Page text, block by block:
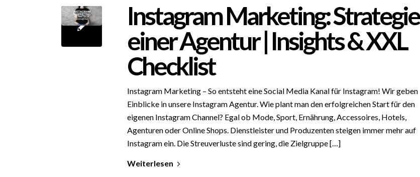
Instagram Marketing: Strategie
einer Agentur | Insights & XXL
Checklist
Instagram Marketing – So entsteht eine Social Media Kanal für Instagram! Wir geben
Einblicke in unsere Instagram Agentur. Wie plant man den erfolgreichen Start für den
eigenen Instagram Channel? Egal ob Mode, Sport, Ernährung, Accessoires, Hotels,
Agenturen oder Online Shops. Dienstleister und Produzenten steigen immer mehr auf
Instagram ein. Die Streuverluste sind gering, die Zielgruppe […]
Weiterlesen